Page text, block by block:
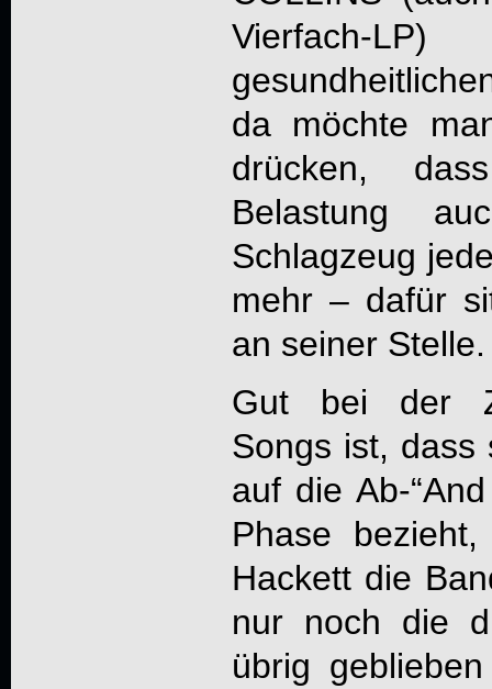
Vierfach-
da möchte
drücken,
Belastung
Schlagzeug
mehr – dafür
an seiner Stelle.
Gut bei der
Songs ist, dass
auf die Ab-
Phase
Hackett die
nur noch die
übrig